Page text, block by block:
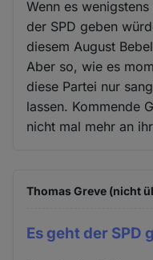
Wenn es
der SPD geben
diesem August
Aber so, wie es
diese Partei nur
lassen. Kommende
nicht mal mehr an
Thomas Greve (nicht
Es geht der SPD